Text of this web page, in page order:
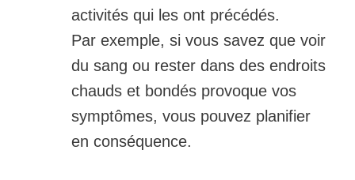
activités qui les ont précédés.
Par exemple, si vous savez que voir
du sang ou rester dans des endroits
chauds et bondés provoque vos
symptômes, vous pouvez planifier
en conséquence.